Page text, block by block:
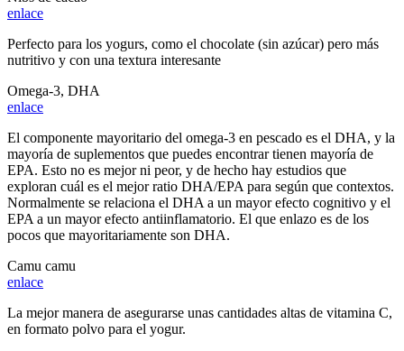
enlace
Perfecto para los yogurs, como el chocolate (sin azúcar) pero más
nutritivo y con una textura interesante
Omega-3, DHA
enlace
El componente mayoritario del omega-3 en pescado es el DHA, y la
mayoría de suplementos que puedes encontrar tienen mayoría de
EPA. Esto no es mejor ni peor, y de hecho hay estudios que
exploran cuál es el mejor ratio DHA/EPA para según que contextos.
Normalmente se relaciona el DHA a un mayor efecto cognitivo y el
EPA a un mayor efecto antiinflamatorio. El que enlazo es de los
pocos que mayoritariamente son DHA.
Camu camu
enlace
La mejor manera de asegurarse unas cantidades altas de vitamina C,
en formato polvo para el yogur.